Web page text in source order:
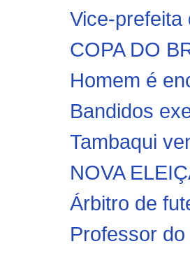
Vice-prefeita
COPA DO
Homem é
Bandidos
Tambaqui
NOVA
Árbitro de
Professor